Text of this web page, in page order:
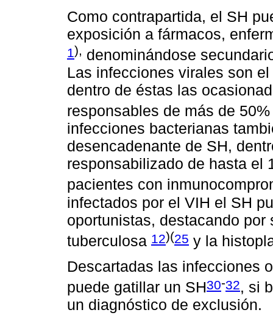
Como contrapartida, el SH
exposición a fármacos,
1), denominándose
Las infecciones virales son
dentro de éstas las
responsables de más de
infecciones bacterianas
desencadenante de SH,
responsabilizado de hasta el
pacientes con
infectados por el VIH el SH
oportunistas, destacando
tuberculosa 12)(25 y la
Descartadas las infecciones
puede gatillar un SH30-32, si
un diagnóstico de exclusión.